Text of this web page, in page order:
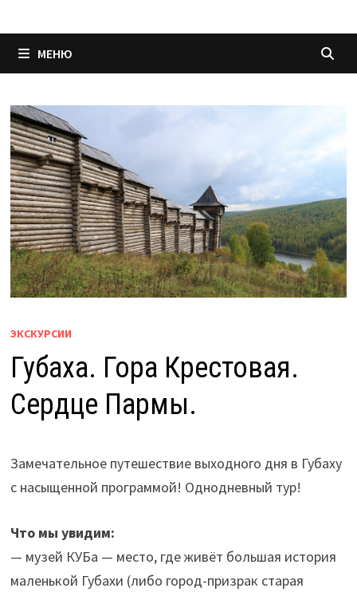
МЕНЮ
ЭКСКУРСИИ
Губаха. Гора Крестовая.
Сердце Пармы.
Замечательное путешествие выходного дня в Губаху
с насыщенной программой! Однодневный тур!
Что мы увидим:
— музей КУБа — место, где живёт большая история
маленькой Губахи (либо город-призрак старая